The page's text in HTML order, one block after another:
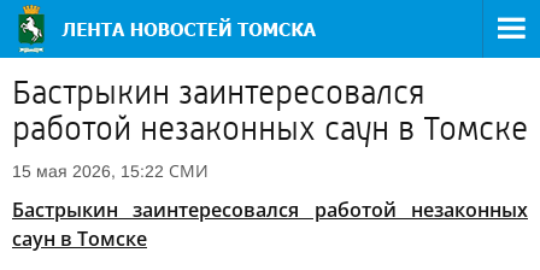
Бастрыкин заинтересовался
работой незаконных саун в Томске
15 мая 2026, 15:22 СМИ
Бастрыкин заинтересовался работой незаконных
саун в Томске